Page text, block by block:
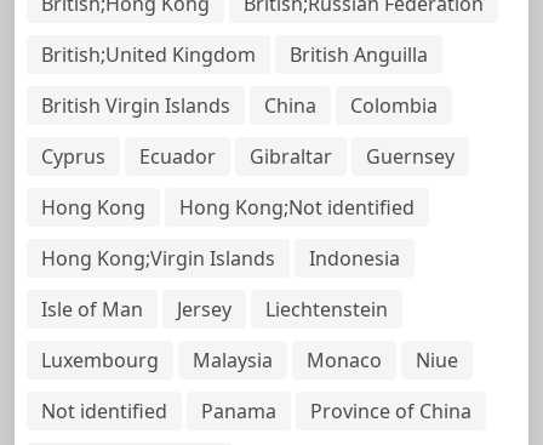
British;United Kingdom
British Anguilla
British Virgin Islands
China
Colombia
Cyprus
Ecuador Gibraltar
Guernsey
Hong Kong
Hong Kong;Not identified
Hong Kong;Virgin Islands
Indonesia
Isle of Man
Jersey
Liechtenstein
Luxembourg
Malaysia Monaco
Niue
Not identified
Panama
Province of China